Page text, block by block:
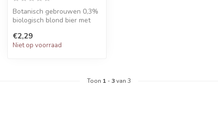
Botanisch gebrouwen 0,3%
biologisch blond bier met
rozenbot...
€2,29
Niet op voorraad
Toon 1 -3van 3